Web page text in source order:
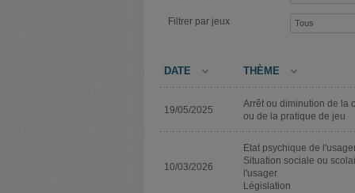
Filtrer par jeux
DATE THÈME
19/05/2025
Arrêt ou diminution de la
ou de la pratique de jeu
10/03/2026
Etat psychique de
Situation sociale ou
l'usager
Législation